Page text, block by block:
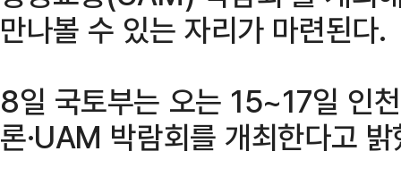
만나볼 수 있는 자리가 마련된다.
8일 국토부는 오는 15~17일 인
론·UAM 박람회를 개최한다고 밝